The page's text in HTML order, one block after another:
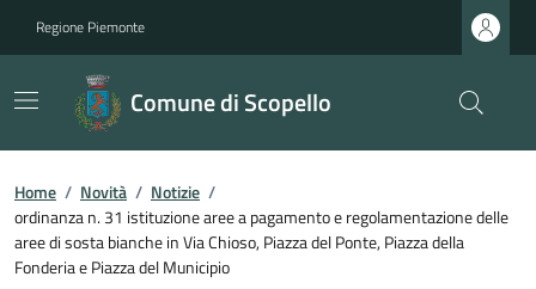
Regione Piemonte
Comune di Scopello
Home / Novità / Notizie /
ordinanza n. 31 istituzione aree a pagamento e regolamentazione delle
aree di sosta bianche in Via Chioso, Piazza del Ponte, Piazza della
Fonderia e Piazza del Municipio